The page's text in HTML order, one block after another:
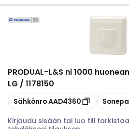
PRODUAL-L&S ni 1000
LG / 1178150
Kopioi
SähkönroAAD4360 Kopioi
Kirjaudu sisään tai luo tili